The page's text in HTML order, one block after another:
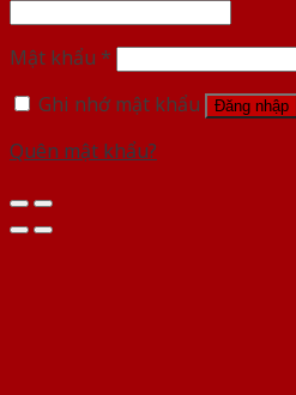
Mật khẩu *
Ghi nhớ mật khẩu
Đăng nhập
Quên mật khẩu?